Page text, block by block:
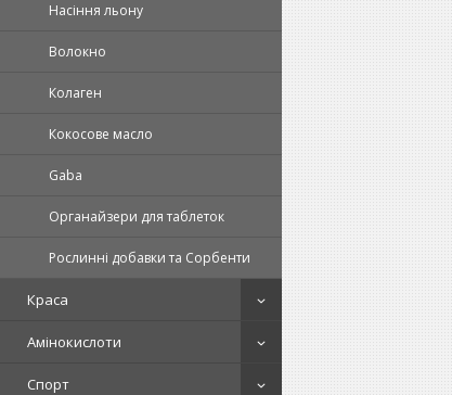
Насіння льону
Волокно
Колаген
Кокосове масло
Gaba
Органайзери для таблеток
Рослинні добавки та Сорбенти
Краса
Амінокислоти
Спорт